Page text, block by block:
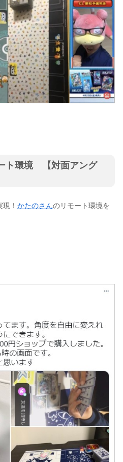
ト環境 【対面アング
！ かたのさんのリモート環境を